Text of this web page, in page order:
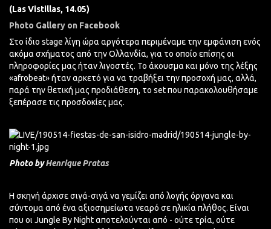
(Las Vistillas, 14.05)
Photo Gallery on Facebook
Στο ίδιο stage λίγη ώρα αργότερα περιμέναμε την εμφάνιση ενός
ακόμα σχήματος από την Ολλανδία, για το οποίο επίσης οι
πληροφορίες μας ήταν λιγοστές. Το άκουσμα και μόνο της λέξης
«afrobeat» ήταν αρκετό για να τραβήξει την προσοχή μας, αλλά,
παρά την θετική μας προδιάθεση, το set που παρακολουθήσαμε
ξεπέρασε τις προσδοκίες μας.
Photo byHenrique Pratas
Η σκηνή άρχισε σιγά-σιγά να γεμίζει από λογής όργανα και
σύντομα από ένα αξιοσημείωτα νεαρό σε ηλικία πλήθος. Είναι
που οι Jungle By Night αποτελούνται από - ούτε τρία, ούτε